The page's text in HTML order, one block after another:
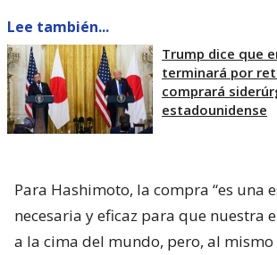
Lee también...
Trump dice que
terminará por
comprará
estadounidense
Para Hashimoto, la compra “es una
necesaria y eficaz para que nuestra
a la cima del mundo, pero, al mismo